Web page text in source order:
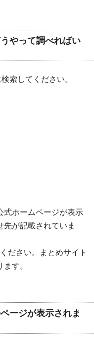
やって調べればい
索してください。
式ホームページが表示
先が記載されていま
ださい。まとめサイト
す。
ージが表示されま